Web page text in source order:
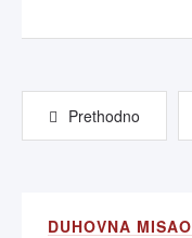
Prethodno
DUHOVNA MISAO